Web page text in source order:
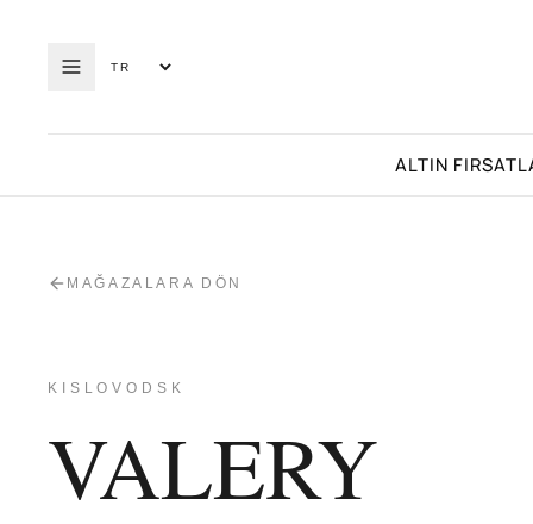
ALTIN
MAĞAZALARA DÖN
KISLOVODSK
VALERY